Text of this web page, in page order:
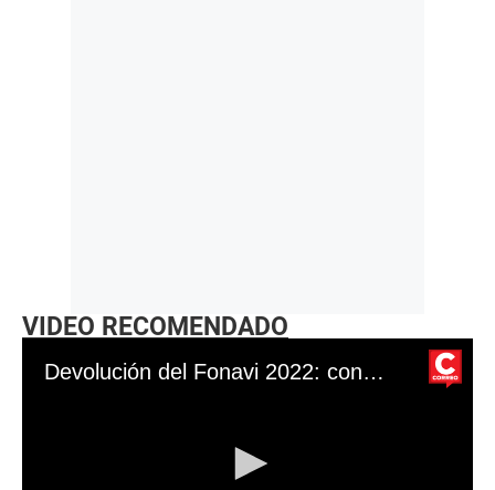
VIDEO RECOMENDADO
Devolución del Fonavi 2022: conoce quiénes son los beneficiarios y cómo se realizará el cobro total de aportes